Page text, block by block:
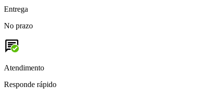
Entrega
No prazo
Atendimento
Responde rápido